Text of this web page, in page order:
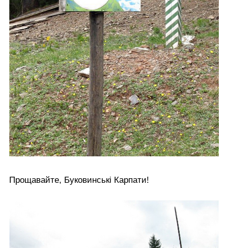
Прощавайте, Буковинські Карпати!